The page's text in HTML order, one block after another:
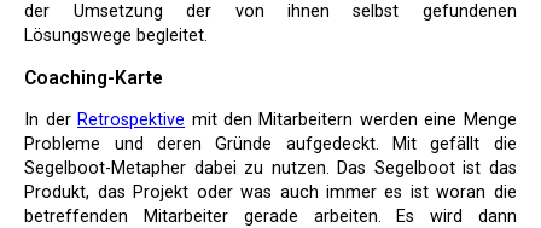
der Umsetzung der von ihnen selbst gefundenen
Lösungswege begleitet.
Coaching-Karte
In der Retrospektive mit den Mitarbeitern werden eine Menge
Probleme und deren Gründe aufgedeckt. Mit gefällt die
Segelboot-Metapher dabei zu nutzen. Das Segelboot ist das
Produkt, das Projekt oder was auch immer es ist woran die
betreffenden Mitarbeiter gerade arbeiten. Es wird dann